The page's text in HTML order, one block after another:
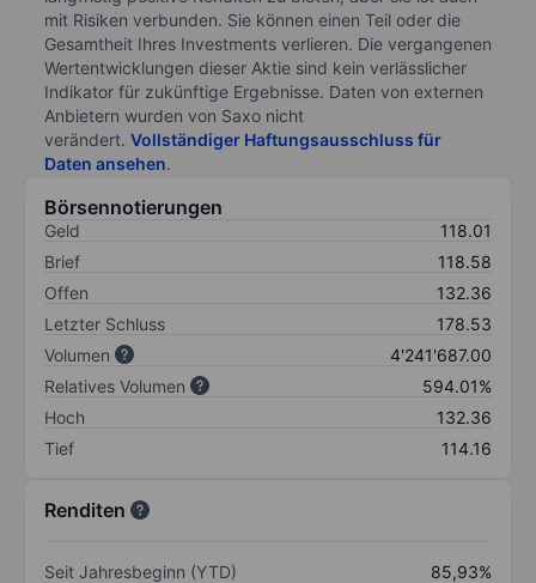
mit Risiken verbunden. Sie können einen Teil oder die
Gesamtheit Ihres Investments verlieren. Die vergangenen
Wertentwicklungen dieser Aktie sind kein verlässlicher
Indikator für zukünftige Ergebnisse. Daten von externen
Anbietern wurden von Saxo nicht
verändert. Vollständiger Haftungsausschluss für
Daten ansehen.
Börsennotierungen
Geld
118.01
Brief
118.58
Offen
132.36
Letzter Schluss
178.53
Volumen
4'241'687.00
Relatives Volumen
594.01%
Hoch
132.36
Tief
114.16
Renditen
Seit Jahresbeginn (YTD)
85,93%